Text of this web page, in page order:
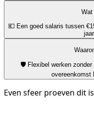
Wat
💶 Een goed salaris tussen
jaar
🛡️ Flexibel werken
overeenkomst
Even sfeer proeven dit